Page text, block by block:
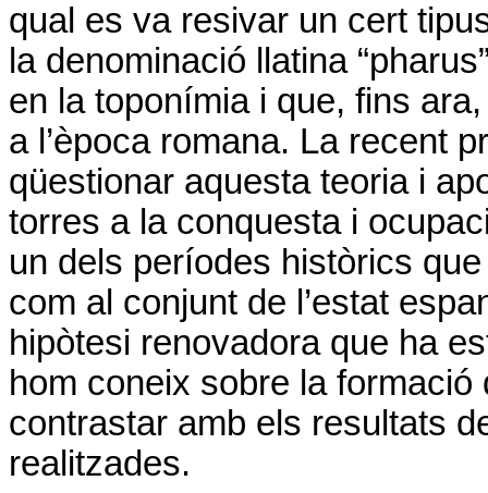
qual es va resivar un cert
la denominació llatina
en la toponímia i que, fins
a l’època romana. La recent
qüestionar aquesta teoria i
torres a la conquesta i
un dels períodes històrics
com al conjunt de l’estat
hipòtesi renovadora que ha
hom coneix sobre la formació
contrastar amb els resultats
realitzades.